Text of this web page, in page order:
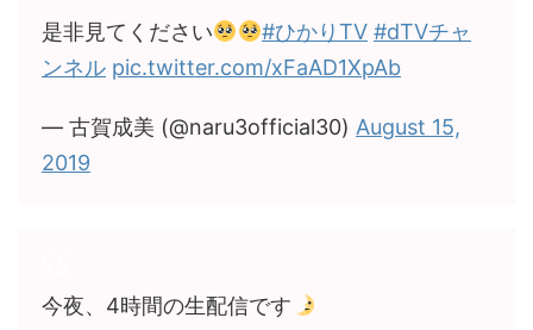
是非見てください #ひかりTV #dTVチャ
ンネル pic.twitter.com/xFaAD1XpAb
— 古賀成美 (@naru3official30) August 15,
2019
今夜、4時間の生配信です